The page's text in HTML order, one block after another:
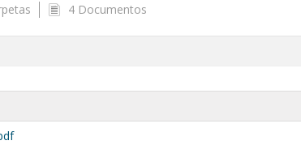
4 Documentos